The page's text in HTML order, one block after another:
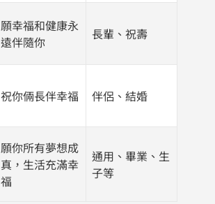
願幸福和健康永
遠伴隨你
長輩、祝壽
祝你倆長伴幸福 伴侶、結婚
願你所有夢想成
真，生活充滿幸
福
通用、畢業、生
子等